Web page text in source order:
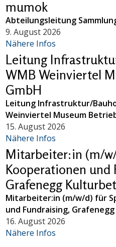
mumok
Abteilungsleitung
9. August 2026
Nähere Infos
Leitung
WMB Weinviertel
GmbH
Leitung Infrastruktur/
Weinviertel Museum
15. August 2026
Nähere Infos
Mitarbeiter:in (m/
Kooperationen und
Grafenegg
Mitarbeiter:in (m/w/d) für
und Fundraising,
16. August 2026
Nähere Infos